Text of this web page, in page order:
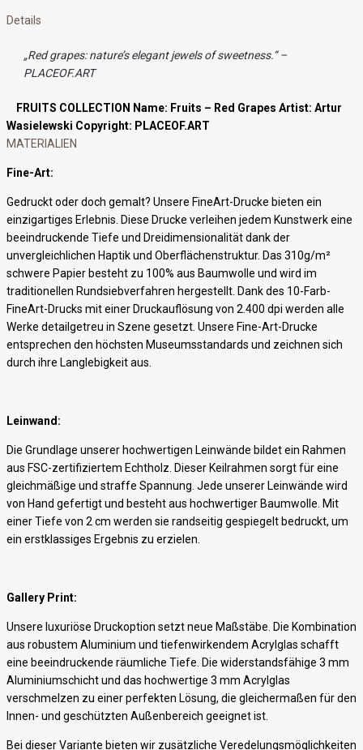
Details
„Red grapes: nature’s elegant jewels of sweetness.“ –
PLACEOF.ART
FRUITS COLLECTION Name: Fruits – Red Grapes Artist: Artur
Wasielewski Copyright: PLACEOF.ART
MATERIALIEN
Fine-Art:
Gedruckt oder doch gemalt? Unsere FineArt-Drucke bieten ein
einzigartiges Erlebnis. Diese Drucke verleihen jedem Kunstwerk eine
beeindruckende Tiefe und Dreidimensionalität dank der
unvergleichlichen Haptik und Oberflächenstruktur. Das 310g/m²
schwere Papier besteht zu 100% aus Baumwolle und wird im
traditionellen Rundsiebverfahren hergestellt. Dank des 10-Farb-
FineArt-Drucks mit einer Druckauflösung von 2.400 dpi werden alle
Werke detailgetreu in Szene gesetzt. Unsere Fine-Art-Drucke
entsprechen den höchsten Museumsstandards und zeichnen sich
durch ihre Langlebigkeit aus.
Leinwand:
Die Grundlage unserer hochwertigen Leinwände bildet ein Rahmen
aus FSC-zertifiziertem Echtholz. Dieser Keilrahmen sorgt für eine
gleichmäßige und straffe Spannung. Jede unserer Leinwände wird
von Hand gefertigt und besteht aus hochwertiger Baumwolle. Mit
einer Tiefe von 2 cm werden sie randseitig gespiegelt bedruckt, um
ein erstklassiges Ergebnis zu erzielen.
Gallery Print:
Unsere luxuriöse Druckoption setzt neue Maßstäbe. Die Kombination
aus robustem Aluminium und tiefenwirkendem Acrylglas schafft
eine beeindruckende räumliche Tiefe. Die widerstandsfähige 3 mm
Aluminiumschicht und das hochwertige 3 mm Acrylglas
verschmelzen zu einer perfekten Lösung, die gleichermaßen für den
Innen- und geschützten Außenbereich geeignet ist.
Bei dieser Variante bieten wir zusätzliche Veredelungsmöglichkeiten